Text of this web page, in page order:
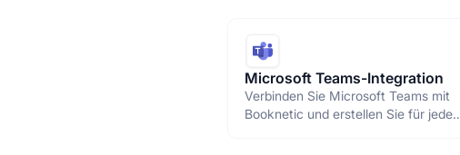
Microsoft Teams-Integration
Verbinden Sie Microsoft Teams mit
Booknetic und erstellen Sie für jeden